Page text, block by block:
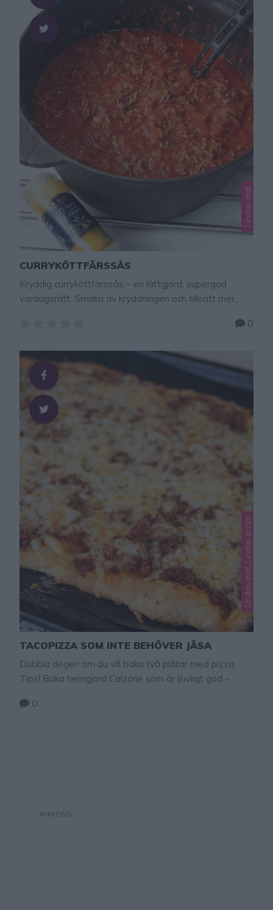
mikron …
Lindas mat
CURRYKÖTTFÄRSSÅS
Kryddig curryköttfärssås – en lättgjord, supergod
vardagsrätt. Smaka av kryddningen och tillsätt mer
Tips! Laga ljuvligt god tacoköttfärssås – klicka här för
köttfärssåsen som blir över – klicka här för recept!
CURRYKÖTTFÄRSSÅS 1 gryta 1 gul lök …
0
Lindas mat, Lindas pizza
TACOPIZZA SOM INTE BEHÖVER JÄSA
Dubbla degen om du vill baka två plåtar med pizza.
Tips! Baka hemgjord Calzone som är ljuvligt god –
pizzarecpet – klicka här! Tacopizza som inte behöver
0